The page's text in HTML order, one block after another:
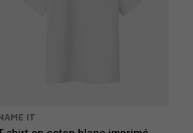
IT